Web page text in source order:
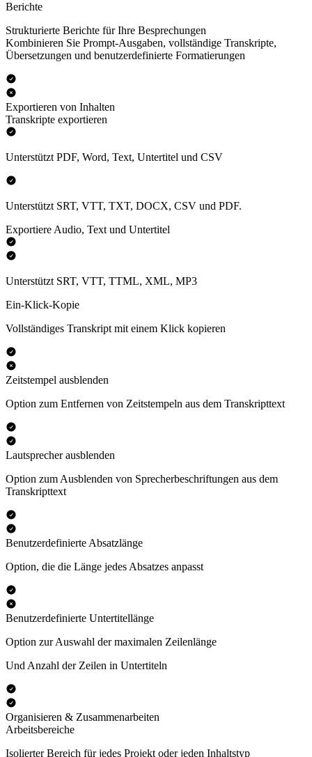
Berichte
Strukturierte Berichte für Ihre Besprechungen
Kombinieren Sie Prompt-Ausgaben, vollständige Transkripte,
Übersetzungen und benutzerdefinierte Formatierungen
Exportieren von Inhalten
Transkripte exportieren
Unterstützt PDF, Word, Text, Untertitel und CSV
Unterstützt SRT, VTT, TXT, DOCX, CSV und PDF.
Exportiere Audio, Text und Untertitel
Unterstützt SRT, VTT, TTML, XML, MP3
Ein-Klick-Kopie
Vollständiges Transkript mit einem Klick kopieren
Zeitstempel ausblenden
Option zum Entfernen von Zeitstempeln aus dem Transkripttext
Lautsprecher ausblenden
Option zum Ausblenden von Sprecherbeschriftungen aus dem
Transkripttext
Benutzerdefinierte Absatzlänge
Option, die die Länge jedes Absatzes anpasst
Benutzerdefinierte Untertitellänge
Option zur Auswahl der maximalen Zeilenlänge
Und Anzahl der Zeilen in Untertiteln
Organisieren & Zusammenarbeiten
Arbeitsbereiche
Isolierter Bereich für jedes Projekt oder jeden Inhaltstyp